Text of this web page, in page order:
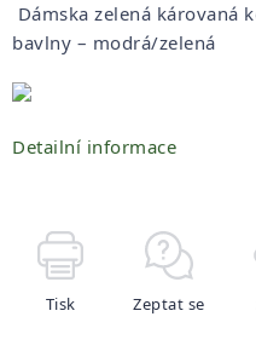
Dámska zelená károvaná
bavlny – modrá/zelená
Detailní informace
Tisk Zeptat se